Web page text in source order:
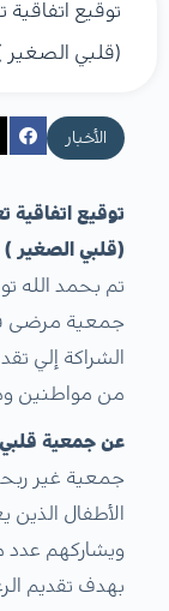
توقيع
(قلبي
الأخبار
توقيع
(قلبي الصغير
تم بحمد الله
جمعية مرضى
الشراكة إلي
من مواطنين
عن جمعية
جمعية غير
الأطفال
ويشاركهم عدد
بهدف تقديم